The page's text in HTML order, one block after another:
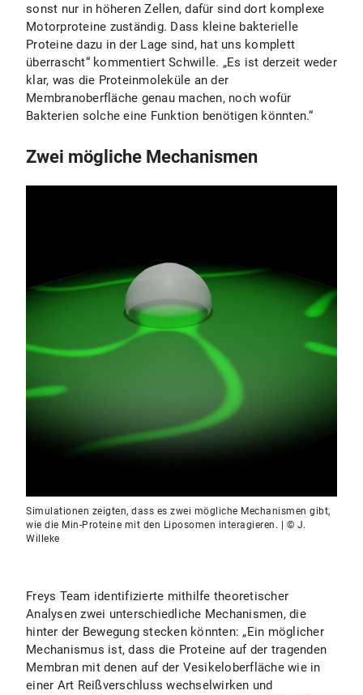
sonst nur in höheren Zellen, dafür sind dort komplexe
Motorproteine zuständig. Dass kleine bakterielle
Proteine dazu in der Lage sind, hat uns komplett
überrascht“ kommentiert Schwille. „Es ist derzeit weder
klar, was die Proteinmoleküle an der
Membranoberfläche genau machen, noch wofür
Bakterien solche eine Funktion benötigen könnten.“
Zwei mögliche Mechanismen
Simulationen zeigten, dass es zwei mögliche Mechanismen gibt,
wie die Min-Proteine mit den Liposomen interagieren. | © J.
Willeke
Freys Team identifizierte mithilfe theoretischer
Analysen zwei unterschiedliche Mechanismen, die
hinter der Bewegung stecken könnten: „Ein möglicher
Mechanismus ist, dass die Proteine auf der tragenden
Membran mit denen auf der Vesikeloberfläche wie in
einer Art Reißverschluss wechselwirken und